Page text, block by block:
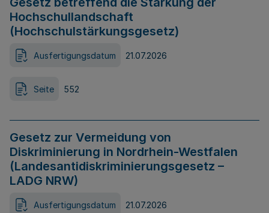
Hochschullandschaft
(Hochschulstärkungsgesetz)
Ausfertigungsdatum 21.07.2026
Seite 552
Gesetz zur Vermeidung von
Diskriminierung in Nordrhein-Westfalen
(Landesantidiskriminierungsgesetz –
LADG NRW)
Ausfertigungsdatum 21.07.2026